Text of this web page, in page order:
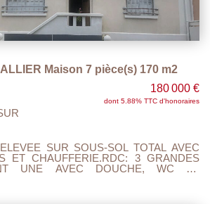
Maison 7 pièce(s) 170 m2
180 000 €
dont 5.88% TTC d'honoraires
SUR SOUS-SOL TOTAL AVEC
ET CHAUFFERIE.RDC: 3 GRANDES
UNE AVEC DOUCHE, WC ET